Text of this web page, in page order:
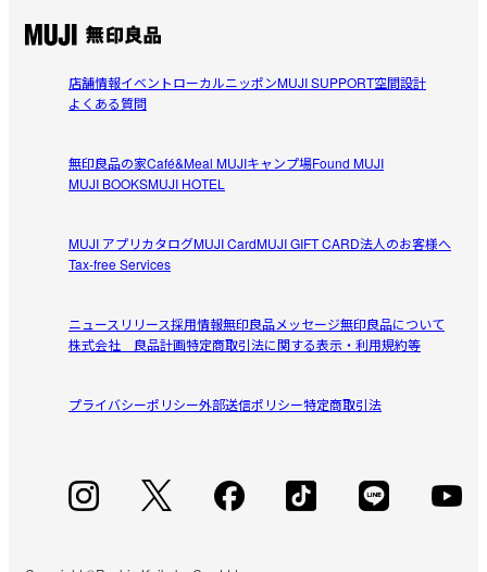
店舗情報イベントローカルニッポンMUJI SUPPORT空間設計
よくある質問
無印良品の家Café&Meal MUJIキャンプ場Found MUJI
MUJI BOOKSMUJI HOTEL
MUJI アプリカタログMUJI CardMUJI GIFT CARD法人のお客様へ
Tax-free Services
ニュースリリース採用情報無印良品メッセージ無印良品について
株式会社 良品計画特定商取引法に関する表示・利用規約等
プライバシーポリシー外部送信ポリシー特定商取引法